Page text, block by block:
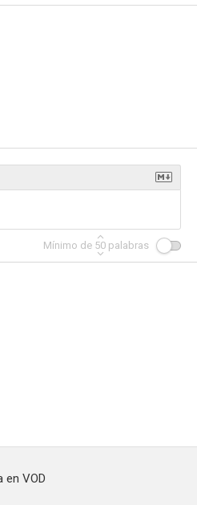
Mínimo de 50 palabras
en VOD